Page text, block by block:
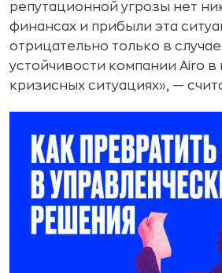
репутационной угрозы нет
финансах и прибыли эта
отрицательно только в
устойчивости компании Airo
кризисных ситуациях», —